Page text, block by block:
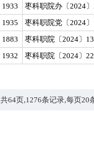
1933 枣科职院办〔2024
1935 枣科职院党〔2024
1883 枣科职院〔2024〕
1932 枣科职院〔2024〕
共64页,1276条记录,每页20